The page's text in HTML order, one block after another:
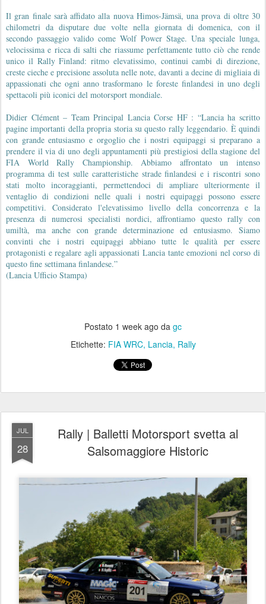
Il gran finale sarà affidato alla nuova Himos-Jämsä, una prova di oltre 30
chilometri da disputare due volte nella giornata di domenica, con il
secondo passaggio valido come Wolf Power Stage. Una speciale lunga,
velocissima e ricca di salti che riassume perfettamente tutto ciò che rende
unico il Rally Finland: ritmo elevatissimo, continui cambi di direzione,
creste cieche e precisione assoluta nelle note, davanti a decine di migliaia di
appassionati che ogni anno trasformano le foreste finlandesi in uno degli
spettacoli più iconici del motorsport mondiale.
Didier Clément – Team Principal Lancia Corse HF : “Lancia ha scritto
pagine importanti della propria storia su questo rally leggendario. È quindi
con grande entusiasmo e orgoglio che i nostri equipaggi si preparano a
prendere il via di uno degli appuntamenti più prestigiosi della stagione del
FIA World Rally Championship. Abbiamo affrontato un intenso
programma di test sulle caratteristiche strade finlandesi e i riscontri sono
stati molto incoraggianti, permettendoci di ampliare ulteriormente il
ventaglio di condizioni nelle quali i nostri equipaggi possono essere
competitivi. Considerato l'elevatissimo livello della concorrenza e la
presenza di numerosi specialisti nordici, affrontiamo questo rally con
umiltà, ma anche con grande determinazione ed entusiasmo. Siamo
convinti che i nostri equipaggi abbiano tutte le qualità per essere
protagonisti e regalare agli appassionati Lancia tante emozioni nel corso di
questo fine settimana finlandese.”
(Lancia Ufficio Stampa)
Postato 1 week ago da gc
Etichette: FIA WRC Lancia Rally
JUL
28
Rally | Balletti Motorsport svetta al
Salsomaggiore Historic